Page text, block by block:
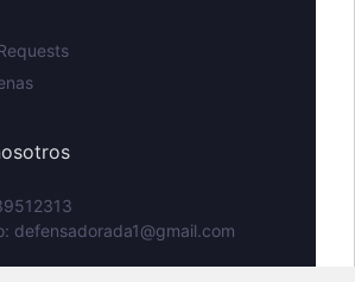
defensadorada1@gmail.com